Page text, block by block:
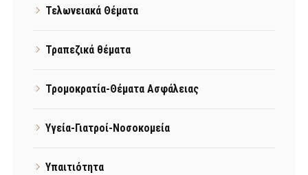
Τελωνειακά Θέματα
Τραπεζικά θέματα
Τρομοκρατία-Θέματα Ασφάλειας
Υγεία-Γιατροί-Νοσοκομεία
Υπαιτιότητα